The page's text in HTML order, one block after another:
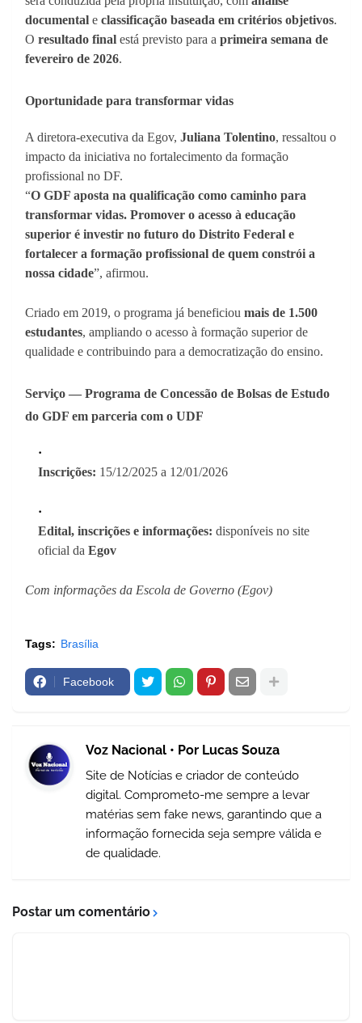
documental e classificação baseada em critérios objetivos.
O resultado final está previsto para a primeira semana de
fevereiro de 2026.
Oportunidade para transformar vidas
A diretora-executiva da Egov, Juliana Tolentino, ressaltou o
impacto da iniciativa no fortalecimento da formação
profissional no DF.
“O GDF aposta na qualificação como caminho para
transformar vidas. Promover o acesso à educação
superior é investir no futuro do Distrito Federal e
fortalecer a formação profissional de quem constrói a
nossa cidade”, afirmou.
Criado em 2019, o programa já beneficiou mais de 1.500
estudantes, ampliando o acesso à formação superior de
qualidade e contribuindo para a democratização do ensino.
Serviço — Programa de Concessão de Bolsas de Estudo
do GDF em parceria com o UDF
Inscrições: 15/12/2025 a 12/01/2026
Edital, inscrições e informações: disponíveis no site
oficial da Egov
Com informações da Escola de Governo (Egov)
Tags: Brasília
Facebook
Voz Nacional • Por Lucas Souza
Site de Notícias e criador de conteúdo
digital. Comprometo-me sempre a levar
matérias sem fake news, garantindo que a
informação fornecida seja sempre válida e
de qualidade.
Postar um comentário